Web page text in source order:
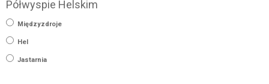
Półwyspie Helskim
Międzyzdroje
Hel
Jastarnia